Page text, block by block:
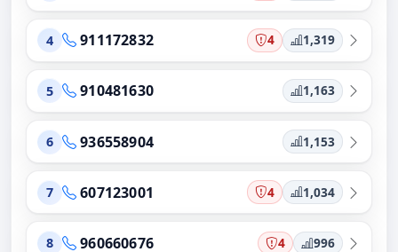
4 911172832 4 1,319
5 910481630 1,163
6 936558904 1,153
7 607123001 4 1,034
8 960660676 4 996